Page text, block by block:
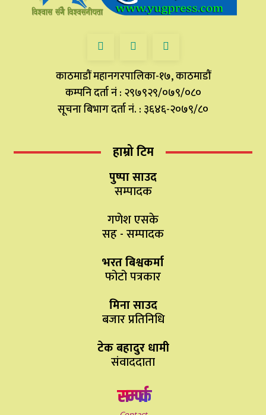
काठमाडौं महानगरपालिका-१७, काठमाडौं
कम्पनि दर्ता नं : २९७९२९/०७९/०८०
सूचना बिभाग दर्ता नं. : ३६४६-२०७९/८०
हाम्रो टिम
पुष्पा साउद
सम्पादक
गणेश एसके
सह - सम्पादक
भरत बिश्वकर्मा
फोटो पत्रकार
मिना साउद
बजार प्रतिनिधि
टेक बहादुर धामी
संवाददाता
सम्पर्क